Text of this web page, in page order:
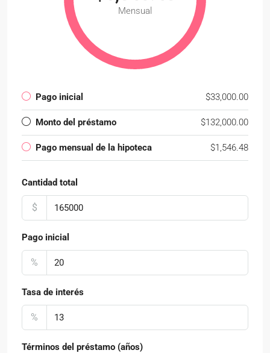
Mensual
Pago inicial $33,000.00
Monto del préstamo $132,000.00
Pago mensual de la hipoteca $1,546.48
Cantidad total
$
Pago inicial
%
Tasa de interés
%
Términos del préstamo (años)